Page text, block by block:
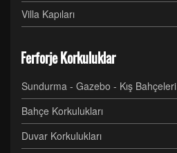
Villa Kapıları
Ferforje Korkuluklar
Sundurma - Gazebo - Kış Bahçeleri
Bahçe Korkulukları
Duvar Korkulukları